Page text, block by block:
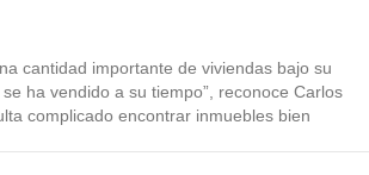
cantidad importante de viviendas bajo su
ha vendido a su tiempo”, reconoce Carlos
complicado encontrar inmuebles bien